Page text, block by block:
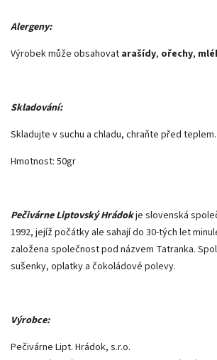
Alergeny:
Výrobek může obsahovat arašídy, ořechy,
Skladování:
Skladujte v suchu a chladu, chraňte před teplem.
Hmotnost: 50gr
Pečivárne Liptovský Hrádokje slovenská
1992, jejíž počátky ale sahají do 30-tých let
založena společnost pod názvem Tatranka.
sušenky, oplatky a čokoládové polevy.
Výrobce:
Pečivárne Lipt. Hrádok, s.r.o.